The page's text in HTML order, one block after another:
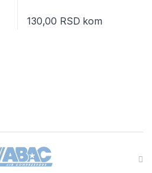
130,00 RSD kom